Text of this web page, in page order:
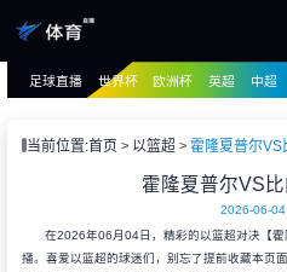
播
足球直播 世界杯 欧洲杯 英超 中超
当前位置:首页 以篮超 霍隆夏普尔VS
霍隆夏普尔VS
2026-06-
在2026年06月04日，精彩的以篮超对决【
播。喜爱以篮超的球迷们，别忘了提前收藏本页